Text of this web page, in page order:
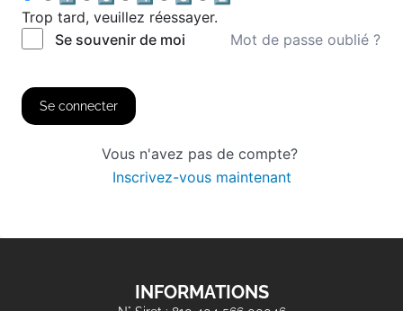
Trop tard, veuillez réessayer.
Se souvenir de moi
Mot de passe oublié ?
Se connecter
Vous n'avez pas de compte?
Inscrivez-vous maintenant
INFORMATIONS